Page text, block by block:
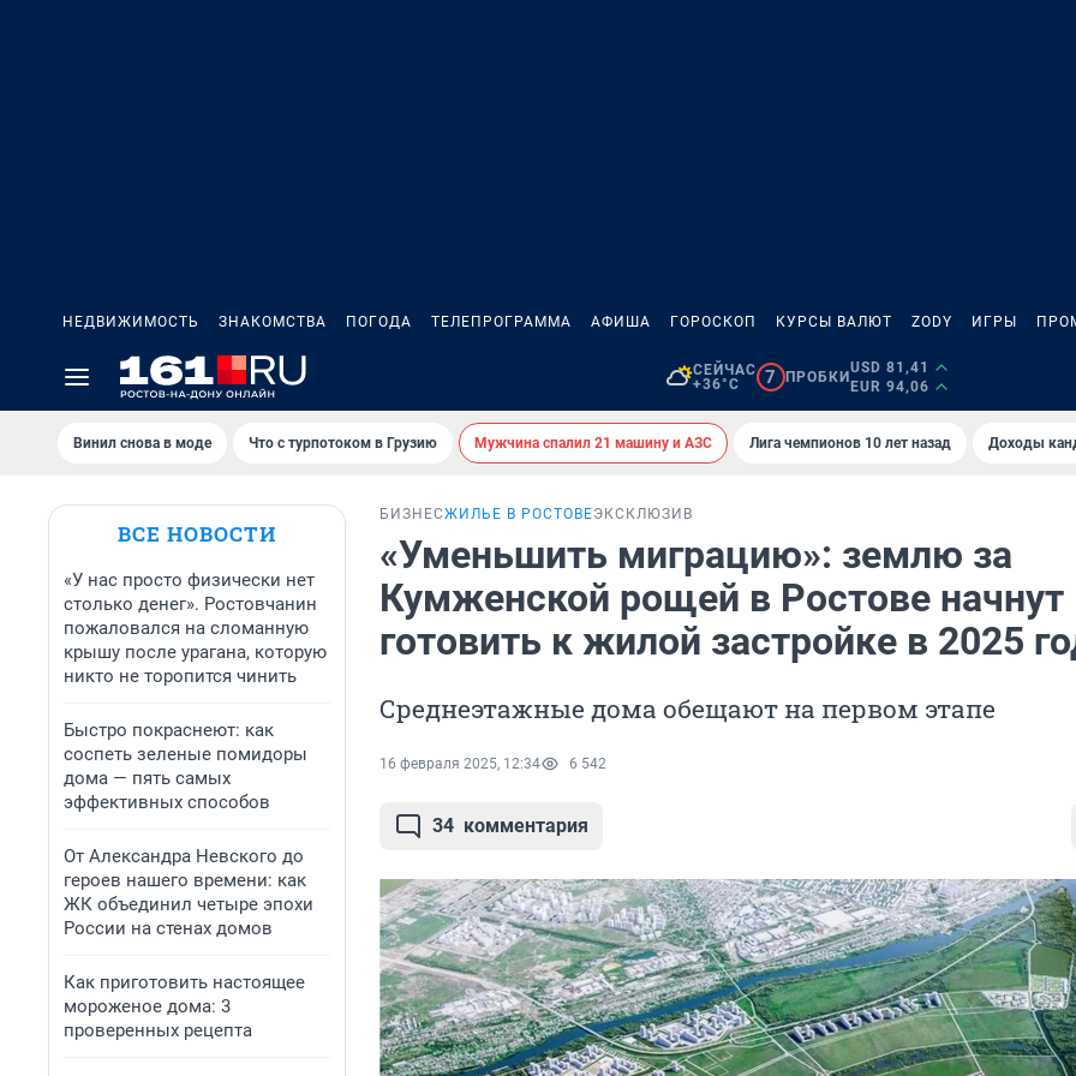
НЕДВИЖИМОСТЬ ЗНАКОМСТВА ПОГОДА ТЕЛЕПРОГРАММА АФИША ГОРОСКОП КУРСЫ ВАЛЮТ ZODY ИГРЫ
СЕЙЧАС
+36°C
7 ПРОБКИ
USD 81,41
EUR 94,06
Винил снова в моде Что с турпотоком в Грузию Мужчина спалил 21 машину и АЗС Лига чемпионов 10 лет назад Доходы
ВСЕ НОВОСТИ
«У нас просто физически нет
столько денег». Ростовчанин
пожаловался на сломанную
крышу после урагана, которую
никто не торопится чинить
Быстро покраснеют: как
соспеть зеленые помидоры
дома — пять самых
эффективных способов
От Александра Невского до
героев нашего времени: как
ЖК объединил четыре эпохи
России на стенах домов
Как приготовить настоящее
мороженое дома: 3
проверенных рецепта
БИЗНЕСЖИЛЬЕ В РОСТОВЕЭКСКЛЮЗИВ
«Уменьшить миграцию»: землю за
Кумженской рощей в Ростове начнут
готовить к жилой застройке в 2025
Среднеэтажные дома обещают на первом этапе
16 февраля 2025, 12:34 6 542
34 комментария